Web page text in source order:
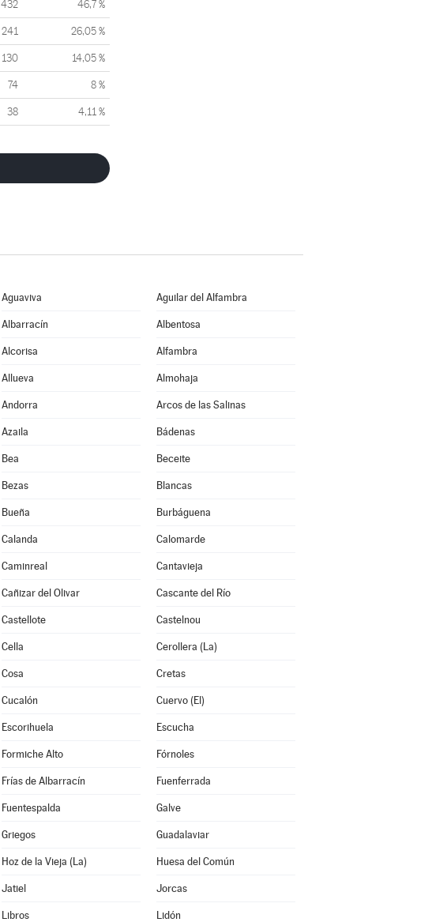
432 46,7 %
241 26,05 %
130 14,05 %
74 8 %
38 4,11 %
Aguaviva Aguilar del Alfambra
Albarracín Albentosa
Alcorisa Alfambra
Allueva Almohaja
Andorra Arcos de las Salinas
Azaila Bádenas
Bea Beceite
Bezas Blancas
Bueña Burbáguena
Calanda Calomarde
Caminreal Cantavieja
Cañizar del Olivar Cascante del Río
Castellote Castelnou
Cella Cerollera (La)
Cosa Cretas
Cucalón Cuervo (El)
Escorihuela Escucha
Formiche Alto Fórnoles
Frías de Albarracín Fuenferrada
Fuentespalda Galve
Griegos Guadalaviar
Hoz de la Vieja (La) Huesa del Común
Jatiel Jorcas
Libros Lidón